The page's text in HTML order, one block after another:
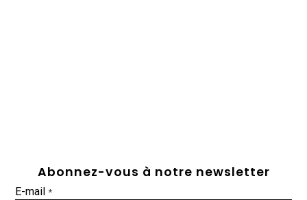
Abonnez-vous à notre newsletter
E-mail*